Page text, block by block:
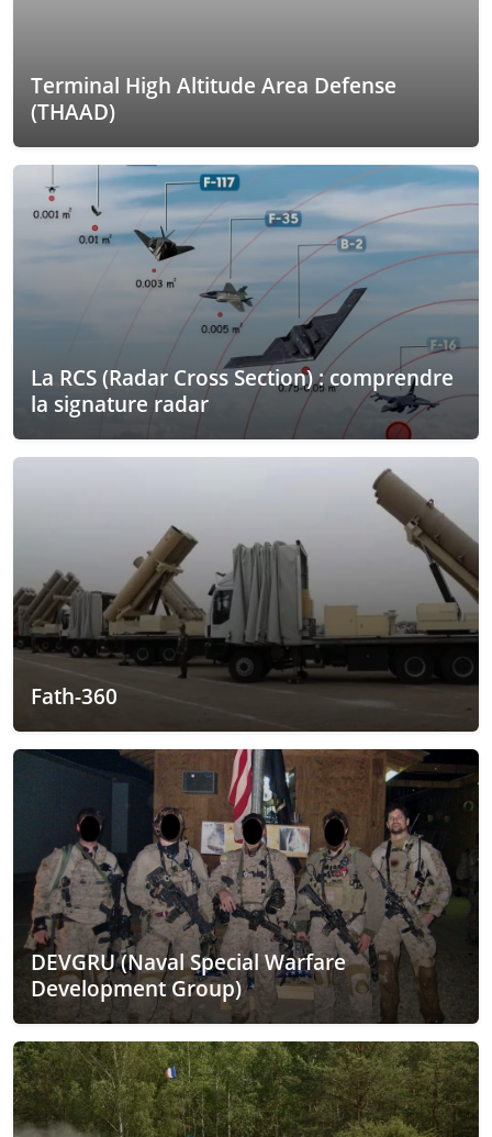
Terminal High Altitude Area Defense
(THAAD)
La RCS (Radar Cross Section) : comprendre
la signature radar
Fath-360
DEVGRU (Naval Special Warfare
Development Group)